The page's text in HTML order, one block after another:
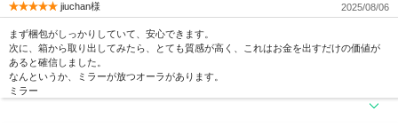
jiuchan様 2025/08/06
まず梱包がしっかりしていて、安心できます。
次に、箱から取り出してみたら、とても質感が高く、これはお金を出すだけの価値が
あると確信しました。
なんというか、ミラーが放つオーラがあります。
ミラー